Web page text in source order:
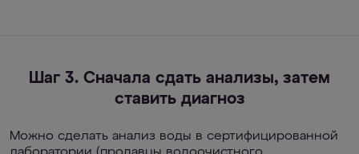
Шаг 3. Сначала сдать анализы, затем
ставить диагноз
Можно сделать анализ воды в сертифицированной